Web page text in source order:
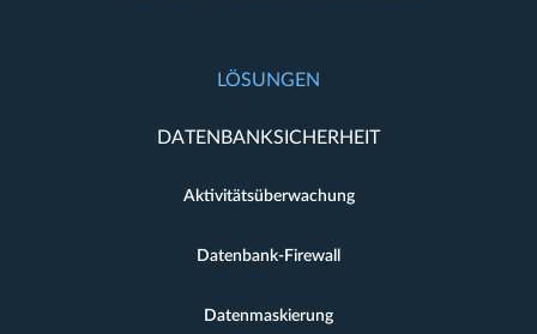
LÖSUNGEN
DATENBANKSICHERHEIT
Aktivitätsüberwachung
Datenbank-Firewall
Datenmaskierung